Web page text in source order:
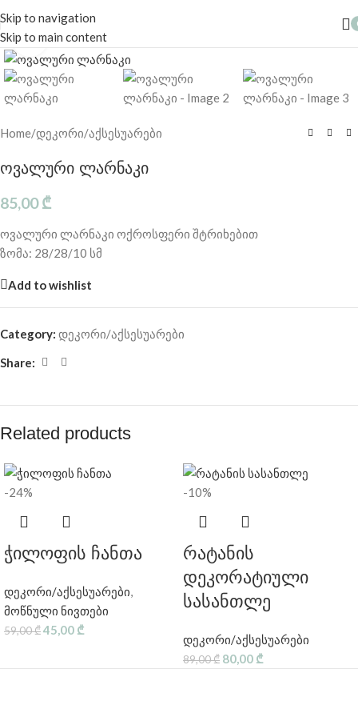
Skip to navigation
Skip to main content
Click to enlarge
Home/დეკორი/აქსესუარები
ოვალური ლარნაკი
85,00₾
ოვალური ლარნაკი ოქროსფერი შტრიხებით
ზომა: 28/28/10 სმ
Add to wishlist
Category: დეკორი/აქსესუარები
Share:
Related products
-24%
ჭილოფის ჩანთა
დეკორი/აქსესუარები,
მოწნული ნივთები
59,00₾45,00 ₾
-10%
რატანის
დეკორატიული
სასანთლე
დეკორი/აქსესუარები
89,00₾ 80,00 ₾